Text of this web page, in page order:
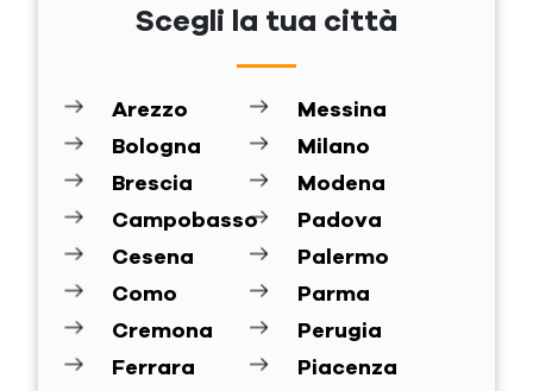
Scegli la tua città
Arezzo
Bologna
Brescia
Campobasso
Cesena
Como
Cremona
Ferrara
Messina
Milano
Modena
Padova
Palermo
Parma
Perugia
Piacenza